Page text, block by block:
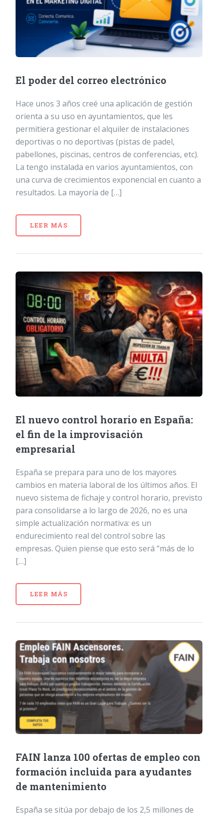
El poder del correo electrónico
Hace unos 3 años creé una aplicación de gestión
orienta a su uso en ayuntamientos, que les
permitiera gestionar el alquiler de instalaciones
deportivas o no deportivas (pistas de padel,
pabellones, piscinas, centros de conferencias, etc).
La tengo instalada en varios ayuntamientos, con
una curva de crecimientos exponencial en cuanto a
resultados. La mayoría de […]
LEER MÁS
El nuevo control horario en España:
el fin de la improvisación
empresarial
España se prepara para uno de los mayores
cambios en materia laboral de los últimos años. El
nuevo sistema de fichaje y control horario, previsto
para consolidarse a lo largo de 2026, no es una
simple actualización normativa: es un
endurecimiento real del control sobre las
empresas. Quien piense que esto será “más de lo
[…]
LEER MÁS
FAIN lanza 100 ofertas de empleo con
formación incluida para ayudantes
de mantenimiento
España se sitúa por debajo de los 2,5 millones de